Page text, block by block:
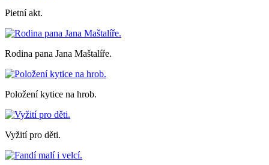
Pietní akt.
Rodina pana Jana Maštalíře.
Položení kytice na hrob.
Vyžití pro děti.